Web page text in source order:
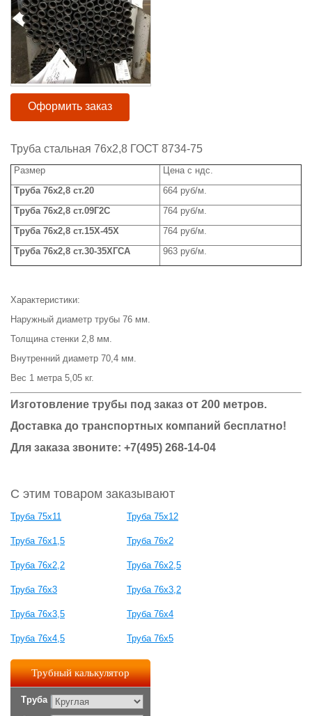
Оформить заказ
Труба стальная 76x2,8 ГОСТ 8734-75
Размер
Цена с ндс.
Труба 76x2,8 ст.20
664 руб/м.
Труба 76x2,8 ст.09Г2С
764 руб/м.
Труба 76x2,8 ст.15Х-45Х
764 руб/м.
Труба 76x2,8 ст.30-35ХГСА 963 руб/м.
Характеристики:
Наружный диаметр трубы 76 мм.
Толщина стенки 2,8 мм.
Внутренний диаметр 70,4 мм.
Вес 1 метра 5,05 кг.
Изготовление трубы под заказ от 200 метров.
Доставка до транспортных компаний бесплатно!
Для заказа звоните: +7(495) 268-14-04
С этим товаром заказывают
Труба 75x11 Труба 75x12
Труба 76x1,5 Труба 76x2
Труба 76x2,2 Труба 76x2,5
Труба 76x3 Труба 76x3,2
Труба 76x3,5 Труба 76x4
Труба 76x4,5 Труба 76x5
Трубный калькулятор
Труба